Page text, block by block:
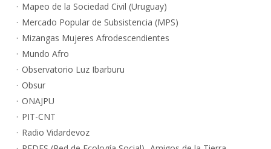
Mapeo de la Sociedad Civil (Uruguay)
Mercado Popular de Subsistencia (MPS)
Mizangas Mujeres Afrodescendientes
Mundo Afro
Observatorio Luz Ibarburu
Obsur
ONAJPU
PIT-CNT
Radio Vidardevoz